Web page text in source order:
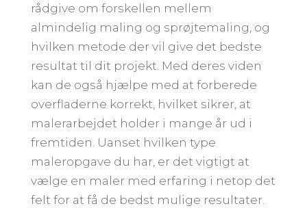
rådgive om forskellen mellem
almindelig maling og sprøjtemaling, og
hvilken metode der vil give det bedste
resultat til dit projekt. Med deres viden
kan de også hjælpe med at forberede
overfladerne korrekt, hvilket sikrer, at
malerarbejdet holder i mange år ud i
fremtiden. Uanset hvilken type
maleropgave du har, er det vigtigt at
vælge en maler med erfaring i netop det
felt for at få de bedst mulige resultater.